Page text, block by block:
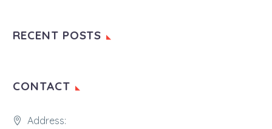
RECENT POSTS
CONTACT
Address: